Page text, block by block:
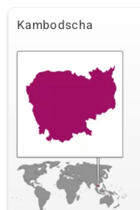
Kambodscha